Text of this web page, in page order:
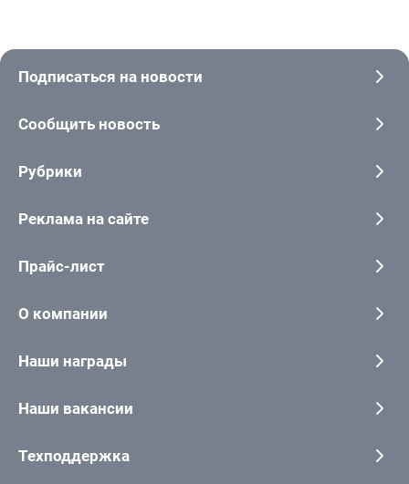
Подписаться на новости
Сообщить новость
Рубрики
Реклама на сайте
Прайс-лист
О компании
Наши награды
Наши вакансии
Техподдержка